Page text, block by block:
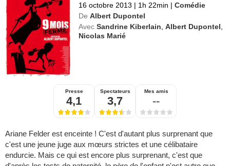
16 octobre 2013 | 1h 22min | Comédie
De Albert Dupontel
Avec Sandrine Kiberlain ,Albert Dupontel
Nicolas Marié
Presse
4,1
Spectateurs
3,7
Mes amis
--
Ariane Felder est enceinte ! C'est d'autant plus surprenant que
c'est une jeune juge aux mœurs strictes et une célibataire
endurcie. Mais ce qui est encore plus surprenant, c'est que